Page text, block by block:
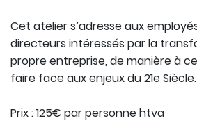
Cet atelier s’adresse aux
directeurs intéressés par la
propre entreprise, de manière à
faire face aux enjeux du 21e Siècle.
Prix : 125€ par personne htva